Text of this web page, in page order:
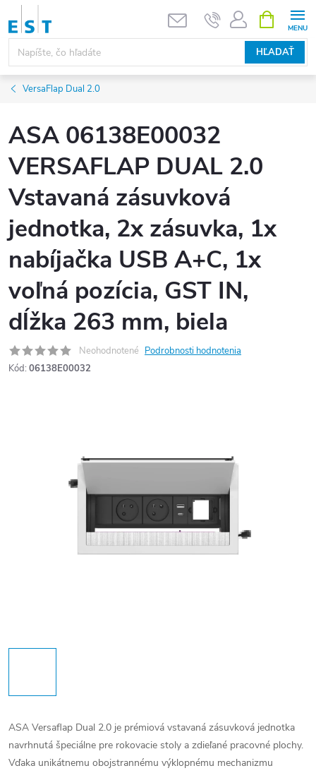
Prejsť
obsah
HĽADAŤ
KOŠÍK
VersaFlap Dual 2.0
ASA 06138E00032
VERSAFLAP DUAL 2.0
Vstavaná zásuvková
jednotka, 2x zásuvka, 1x
nabíjačka USB A+C, 1x
voľná pozícia, GST IN,
dĺžka 263 mm, biela
Neohodnotené Podrobnosti hodnotenia
Kód: 06138E00032
ASA Versaflap Dual 2.0 je prémiová vstavaná zásuvková jednotka
navrhnutá špeciálne pre rokovacie stoly a zdieľané pracovné plochy.
Vďaka unikátnemu obojstrannému výklopnému mechanizmu